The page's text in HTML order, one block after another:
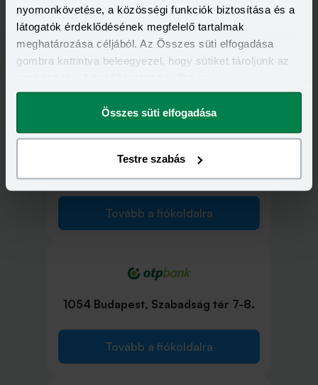
nyomonkövetése, a közösségi funkciók biztosítása és a
látogatók érdeklődésének megfelelő tartalmak
meghatározása céljából. Az Összes süti elfogadása
gombra kattintva beleegyezel, hogy sütiket tároljunk az
megváltoztathatod.
Összes süti elfogadása
Testre szabás
1052 Budapest, Deák Ferenc utca 7-
9.
Tovább a fiókoldalra
1054 Budapest, Szabadság tér 7-8.
Tovább a fiókoldalra